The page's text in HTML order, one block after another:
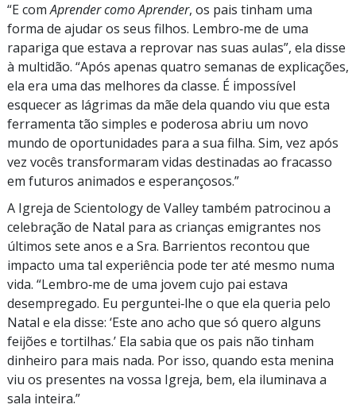
“E comAprender como Aprender, os pais tinham uma
forma de ajudar os seus filhos. Lembro‑me de uma
rapariga que estava a reprovar nas suas aulas”, ela disse
à multidão. “Após apenas quatro semanas de explicações,
ela era uma das melhores da classe. É impossível
esquecer as lágrimas da mãe dela quando viu que esta
ferramenta tão simples e poderosa abriu um novo
mundo de oportunidades para a sua filha. Sim, vez após
vez vocês transformaram vidas destinadas ao fracasso
em futuros animados e esperançosos.”
A Igreja de Scientology de Valley também patrocinou a
celebração de Natal para as crianças emigrantes nos
últimos sete anos e a Sra. Barrientos recontou que
impacto uma tal experiência pode ter até mesmo numa
vida. “Lembro‑me de uma jovem cujo pai estava
desempregado. Eu perguntei‑lhe o que ela queria pelo
Natal e ela disse: ‘Este ano acho que só quero alguns
feijões e tortilhas.’ Ela sabia que os pais não tinham
dinheiro para mais nada. Por isso, quando esta menina
viu os presentes na vossa Igreja, bem, ela iluminava a
sala inteira.”